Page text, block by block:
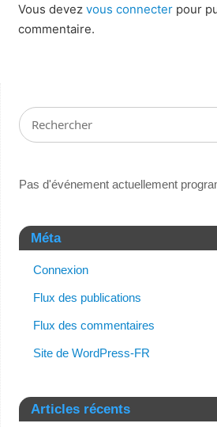
Vous devez vous connecterpour
commentaire.
Pas d'événement actuellement
Méta
Connexion
Flux des publications
Flux des commentaires
Site de WordPress-FR
Articles récents